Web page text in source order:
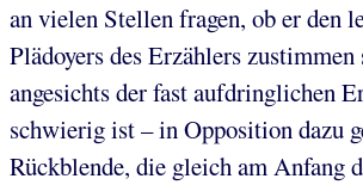
an vielen Stellen fragen, ob er den
Plädoyers des Erzählers
angesichts der fast aufdringlichen
schwierig ist – in Opposition dazu
Rückblende, die gleich am Anfang